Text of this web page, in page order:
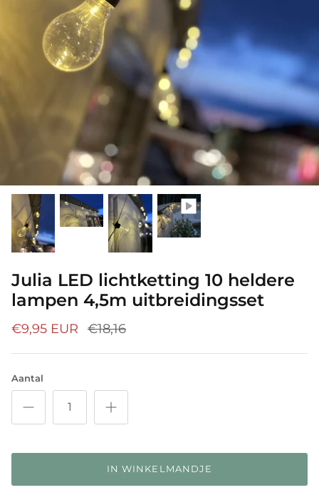
Julia LED lichtketting 10 heldere
lampen 4,5m uitbreidingsset
€9,95 EUR €18,16
Aantal
IN WINKELMANDJE